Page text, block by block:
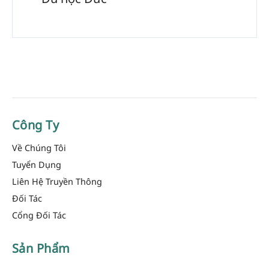
Công Ty
Về Chúng Tôi
Tuyển Dụng
Liên Hệ Truyền Thông
Đối Tác
Cổng Đối Tác
Sản Phẩm